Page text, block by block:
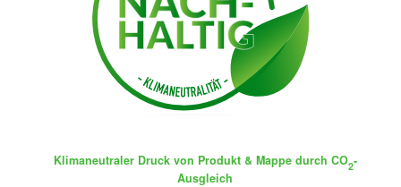
Klimaneutraler Druck von Produkt & Mappe durch CO2-
Ausgleich